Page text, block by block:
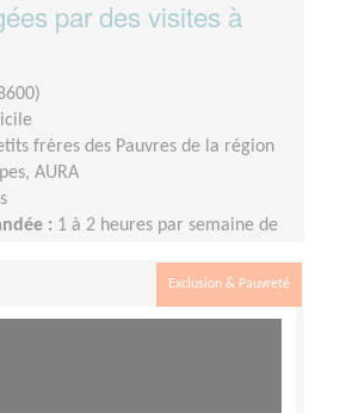
par des visites à
frères des Pauvres de la région
AURA
: 1 à 2 heures par semaine de
Exclusion & Pauvreté